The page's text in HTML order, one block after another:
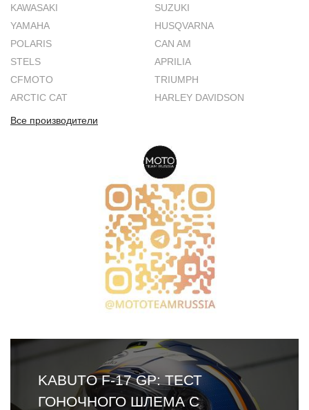
KAWASAKI
SUZUKI
YAMAHA
HUSQVARNA
POLARIS
CAN AM
STELS
APRILIA
CFMOTO
TRIUMPH
ARCTIC CAT
HARLEY DAVIDSON
Все производители
KABUTO F-17 GP: ТЕСТ
ГОНОЧНОГО ШЛЕМА С